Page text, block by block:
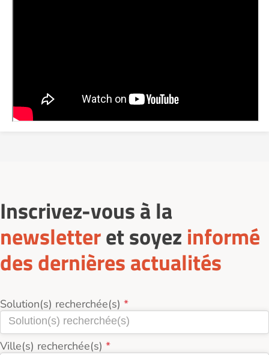
Inscrivez-vous à la
newsletteret soyez informé
des dernières actualités
Solution(s) recherchée(s)
Ville(s) recherchée(s)